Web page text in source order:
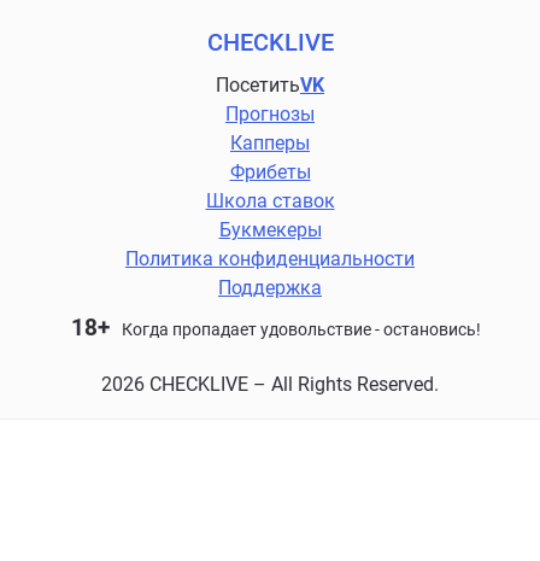
CHECKLIVE
ПосетитьVK
Прогнозы
Капперы
Фрибеты
Школа ставок
Букмекеры
Политика конфиденциальности
Поддержка
18+ Когда пропадает удовольствие - остановись!
2026 CHECKLIVE – All Rights Reserved.